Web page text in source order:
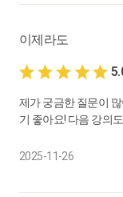
0:01:24
18.
아르바이트생이
아르바이트 직원
0:04:03
19. 근로계약서에 있
이제라도
제가 궁금한 질문이
기 좋아요! 다음 강의
2025-11-26